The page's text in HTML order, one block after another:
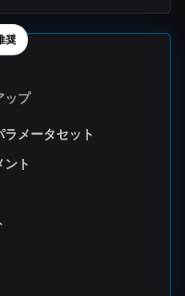
奨
ップ
メータセット
ト